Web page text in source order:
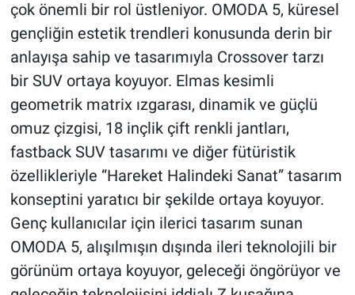
çok önemli bir rol üstleniyor. OMODA 5, küresel
gençliğin estetik trendleri konusunda derin bir
anlayışa sahip ve tasarımıyla Crossover tarzı
bir SUV ortaya koyuyor. Elmas kesimli
geometrik matrix ızgarası, dinamik ve güçlü
omuz çizgisi, 18 inçlik çift renkli jantları,
fastback SUV tasarımı ve diğer fütüristik
özellikleriyle “Hareket Halindeki Sanat” tasarım
konseptini yaratıcı bir şekilde ortaya koyuyor.
Genç kullanıcılar için ilerici tasarım sunan
OMODA 5, alışılmışın dışında ileri teknolojili bir
görünüm ortaya koyuyor, geleceği öngörüyor ve